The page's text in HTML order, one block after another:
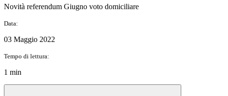
Novità referendum Giugno voto domiciliare
Data:
03 Maggio 2022
Tempo di lettura:
1 min